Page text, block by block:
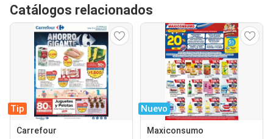
Catálogos relacionados
Tip
Carrefour
Nuevo
Maxiconsumo